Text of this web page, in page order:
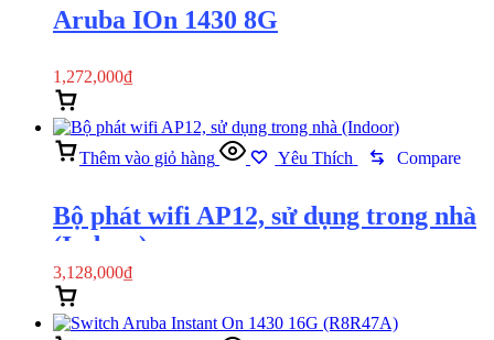
Aruba IOn 1430 8G
1,272,000₫
Thêm vào giỏ hàng Yêu Thích Compare
Bộ phát wifi AP12, sử dụng trong nhà
(Indoor)
3,128,000₫